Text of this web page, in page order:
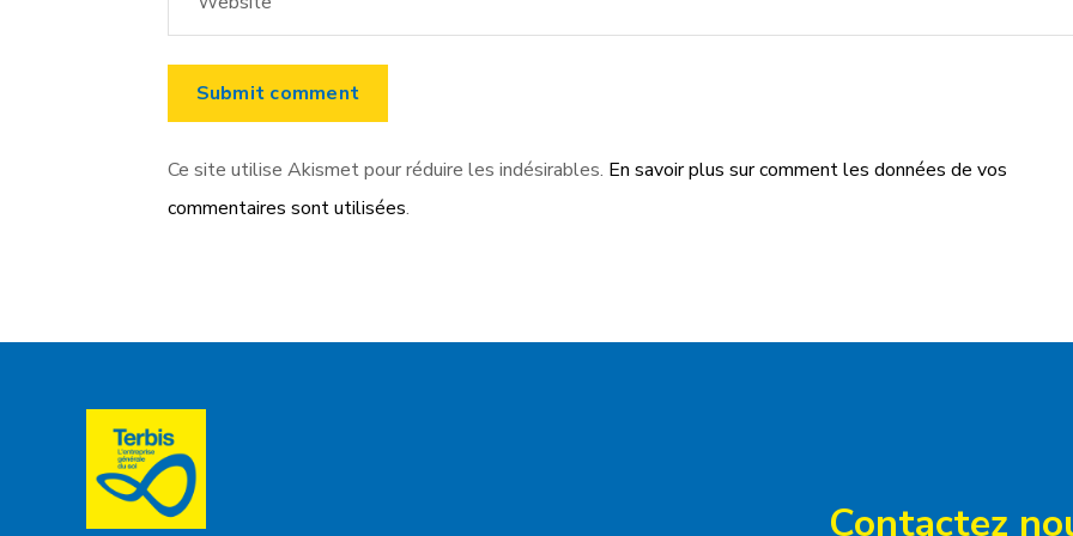
Ce site utilise Akismet pour réduire les indésirables. En savoir plus sur comment les données de vos
commentaires sont utilisées.
Contactez